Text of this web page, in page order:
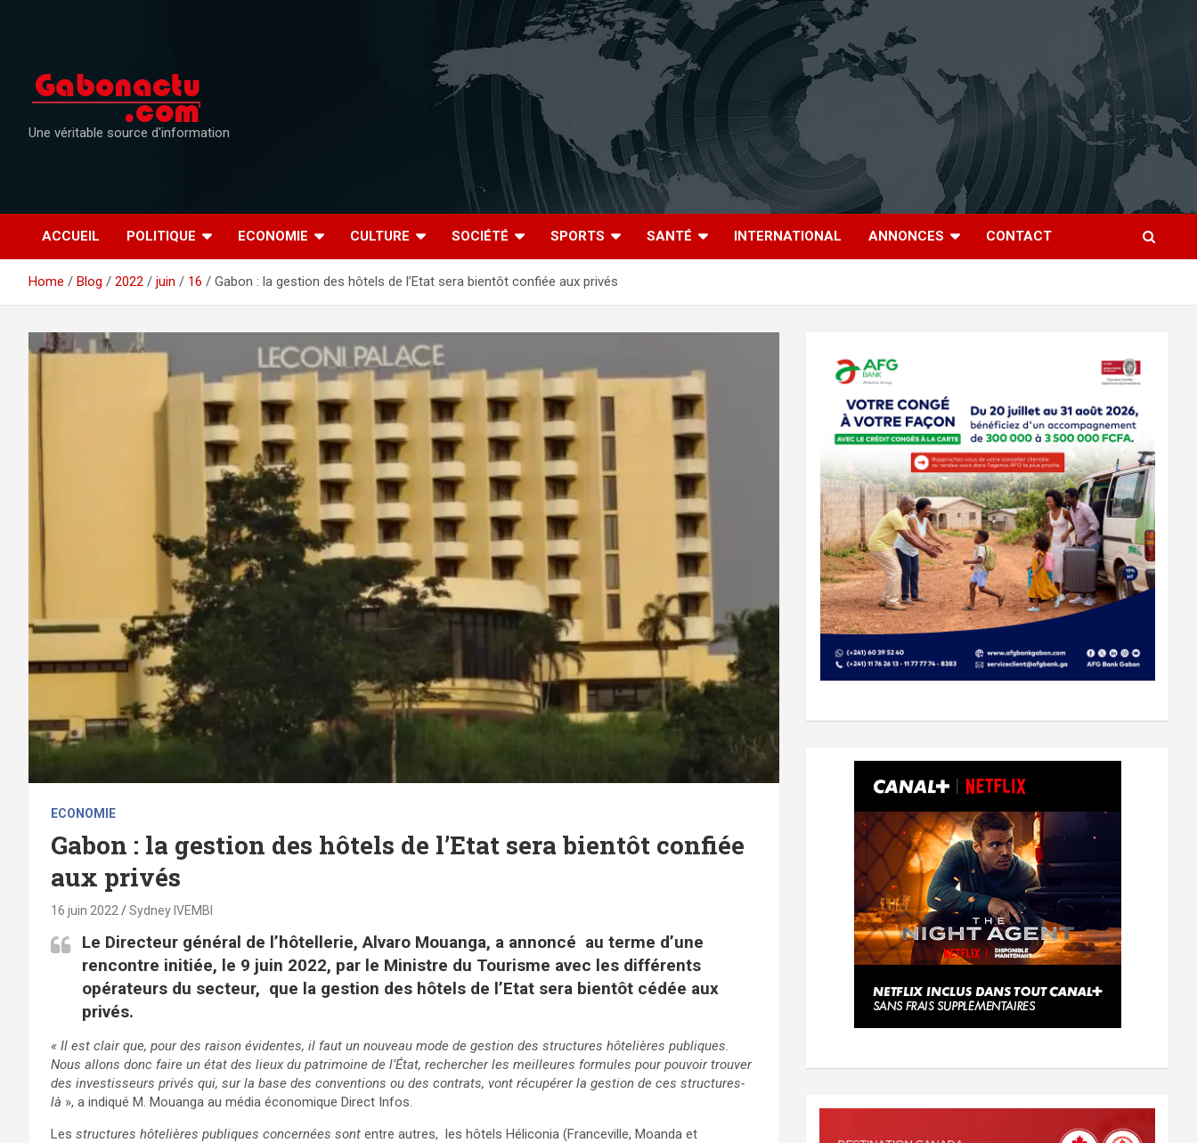
Une véritable source d'information
ACCUEIL POLITIQUE ECONOMIE CULTURE SOCIÉTÉ SPORTS SANTÉ INTERNATIONAL ANNONCES CONTACT
Home Blog 2022 juin 16 Gabon : la gestion des hôtels de l’Etat sera bientôt confiée aux privés
ECONOMIE
Gabon : la gestion des hôtels de l’Etat sera bientôt confiée
aux privés
16 juin 2022 Sydney IVEMBI
Le Directeur général de l’hôtellerie, Alvaro Mouanga, a annoncé au terme d’une
rencontre initiée, le 9 juin 2022, par le Ministre du Tourisme avec les différents
opérateurs du secteur, que la gestion des hôtels de l’Etat sera bientôt cédée aux
privés.
« Il est clair que, pour des raison évidentes, il faut un nouveau mode de gestion des structures hôtelières publiques.
Nous allons donc faire un état des lieux du patrimoine de l’État, rechercher les meilleures formules pour pouvoir trouver
des investisseurs privés qui, sur la base des conventions ou des contrats, vont récupérer la gestion de ces structures-
là », a indiqué M. Mouanga au média économique Direct Infos.
Les structures hôtelières publiques concernées sont entre autres, les hôtels Héliconia (Franceville, Moanda et